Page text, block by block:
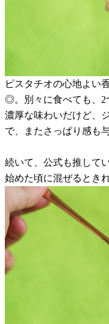
ピスタチオの心地よい
◎。別々に食べても、2
濃厚な味わいだけど、
で、またさっぱり感も
続いて、公式も推して
始めた頃に混ぜるとき